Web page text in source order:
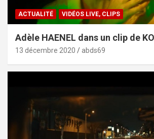
ACTUALITÉ VIDÉOS LIVE, CLIPS
Adèle HAENEL dans un clip de
13 décembre 2020 abds69